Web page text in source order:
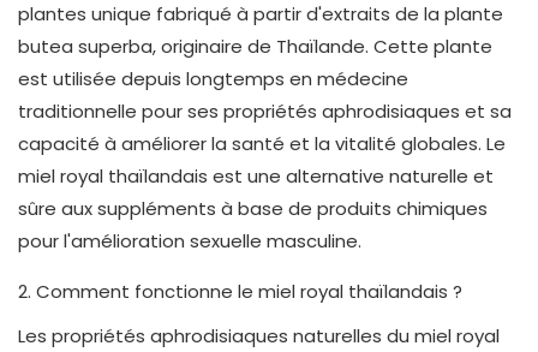
plantes unique fabriqué à partir d'extraits de la plante
butea superba, originaire de Thaïlande. Cette plante
est utilisée depuis longtemps en médecine
traditionnelle pour ses propriétés aphrodisiaques et sa
capacité à améliorer la santé et la vitalité globales. Le
miel royal thaïlandais est une alternative naturelle et
sûre aux suppléments à base de produits chimiques
pour l'amélioration sexuelle masculine.
2. Comment fonctionne le miel royal thaïlandais ?
Les propriétés aphrodisiaques naturelles du miel royal